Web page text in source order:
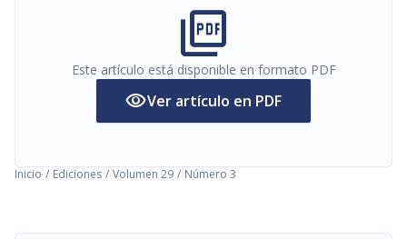
picture_as_pdf
Este artículo está disponible en formato PDF
visibilityVer artículo en PDF
Inicio / Ediciones / Volumen 29 / Número 3